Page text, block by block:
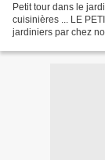
Petit tour dans le
cuisinières ... LE
jardiniers par chez